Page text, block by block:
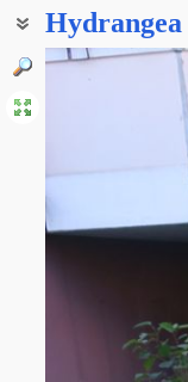
Hydrangea